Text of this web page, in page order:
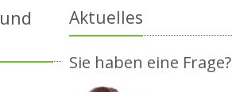
Aktuelles
Sie haben eine Frage?